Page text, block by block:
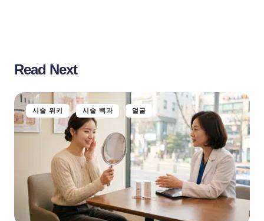
Read Next
시술 위키 시술 백과 얼굴